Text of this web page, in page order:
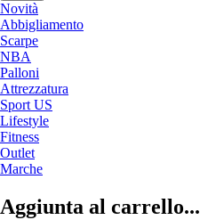
Novità
Abbigliamento
Scarpe
NBA
Palloni
Attrezzatura
Sport US
Lifestyle
Fitness
Outlet
Marche
Aggiunta al carrello...